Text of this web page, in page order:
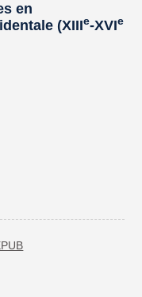
en
(XIIIe-XVIe